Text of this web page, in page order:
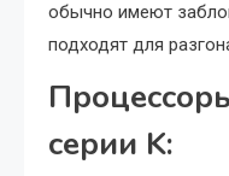
обычно имеют
подходят для
серии K: